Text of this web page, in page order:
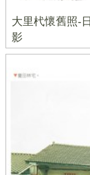
大里杙懷舊照-
影